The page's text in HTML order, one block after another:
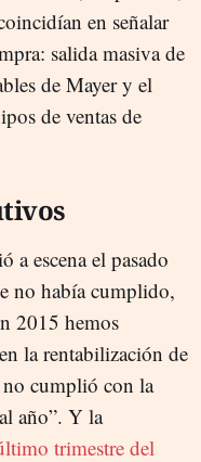
en señalar
salida masiva de
de Mayer y el
de ventas de
a escena el pasado
no había cumplido,
2015 hemos
la rentabilización de
no cumplió con la
año”. Y la
trimestre del